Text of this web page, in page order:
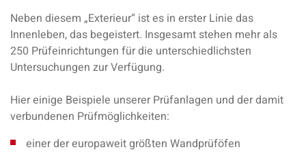
Neben diesem „Exterieur“ ist es in erster Linie das
Innenleben, das begeistert. Insgesamt stehen mehr als
250 Prüfeinrichtungen für die unterschiedlichsten
Untersuchungen zur Verfügung.
Hier einige Beispiele unserer Prüfanlagen und der damit
verbundenen Prüfmöglichkeiten:
einer der europaweit größten Wandprüföfen